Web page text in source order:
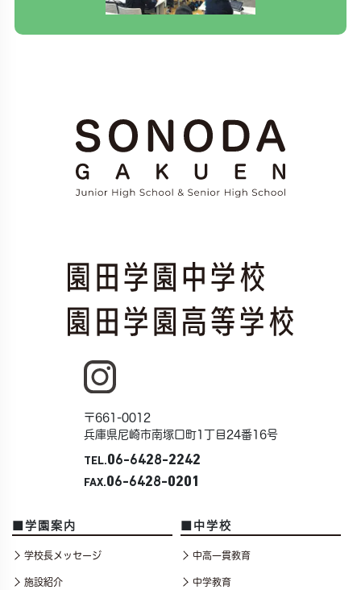
〒661-0012
兵庫県尼崎市南塚口町1丁目24番16号
TEL.06-6428-2242
FAX.06-6428-0201
■学園案内
学校長メッセージ
施設紹介
■中学校
中高一貫教育
中学教育